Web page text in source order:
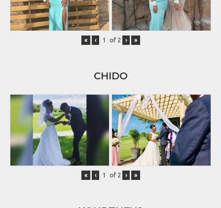
« ‹ of 2 › »
CHIDO
« ‹ of 2 › »